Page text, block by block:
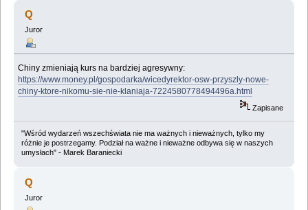
Q
Juror
Chiny zmieniają kurs na bardziej agresywny:
https://www.money.pl/gospodarka/wicedyrektor-osw-przyszly-nowe-
chiny-ktore-nikomu-sie-nie-klaniaja-7224580778494496a.html
Zapisane
"Wśród wydarzeń wszechświata nie ma ważnych i nieważnych, tylko my
różnie je postrzegamy. Podział na ważne i nieważne odbywa się w naszych
umysłach" - Marek Baraniecki
Q
Juror